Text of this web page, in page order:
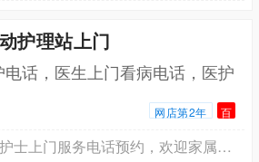
护理站上门
话，医生上门看病电话，医护
网店第2年 百
北京海淀区全科医生护士上门服务电话预约，欢迎家属来电咨询预约